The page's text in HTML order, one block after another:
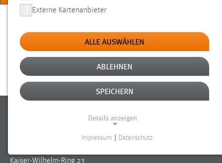
Sie sind hier:
DREIKLANG ON AIR
Ostbayerische Technische
Kaiser-Wilhelm-Ring 23
Externe Kartenanbieter
ALLE AUSWÄHLEN
ABLEHNEN
SPEICHERN
Details anzeigen
Impressum Datenschutz